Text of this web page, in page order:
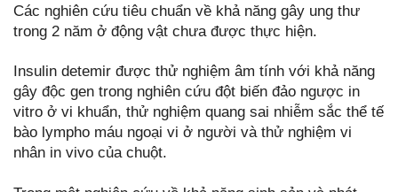
Các nghiên cứu tiêu chuẩn về khả năng gây ung thư
trong 2 năm ở động vật chưa được thực hiện.
Insulin detemir được thử nghiệm âm tính với khả năng
gây độc gen trong nghiên cứu đột biến đảo ngược in
vitro ở vi khuẩn, thử nghiệm quang sai nhiễm sắc thể tế
bào lympho máu ngoại vi ở người và thử nghiệm vi
nhân in vivo của chuột.